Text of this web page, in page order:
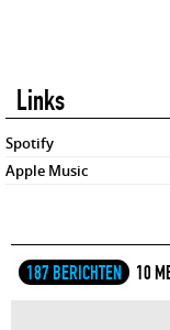
Links
Spotify
Apple Music
187 BERICHTEN 10